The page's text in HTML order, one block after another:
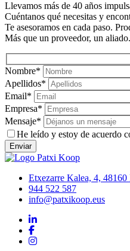
Llevamos más de 40 años
Cuéntanos qué necesitas y
Te asesoramos en cada paso.
Más que un proveedor, un aliado.
Nombre*
Apellidos*
Email*
Empresa*
Mensaje*
He leído y estoy de acuerdo
Etxezarre Kalea, 4,
944 522 587
info@patxikoop.eus